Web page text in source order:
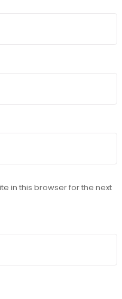
in this browser for the next